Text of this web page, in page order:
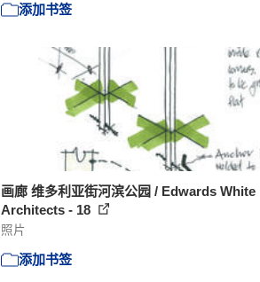
添加书签
画廊 维多利亚街河滨公园 / Edwards White
Architects - 18
照片
添加书签